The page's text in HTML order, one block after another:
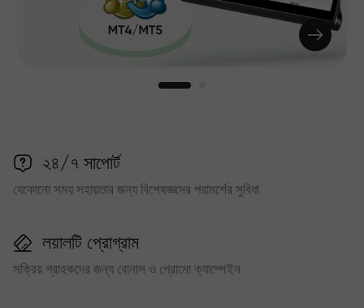
২৪/৭ সাপোর্ট
যেকোনো সময় সহায়তার জন্য বিশেষজ্ঞদের পরামর্শের সুবিধা
লয়ালটি প্রোগ্রাম
সক্রিয় গ্রাহকদের জন্য বোনাস ও প্রোমো ক্যাম্পেইন